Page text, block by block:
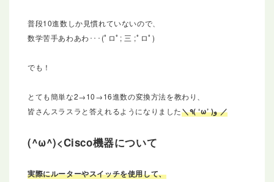
普段10進数しか見慣れていないので、
数学苦手あわあわ･･･(ﾟロﾟ; 三 ;ﾟロﾟ)
でも！
とても簡単な2→10→16進数の変換方法を教わり、
皆さんスラスラと答えれるようになりました
＼٩( ‘ω’ )و ／
Cisco機器について
実際にルーターやスイッチを使用して、